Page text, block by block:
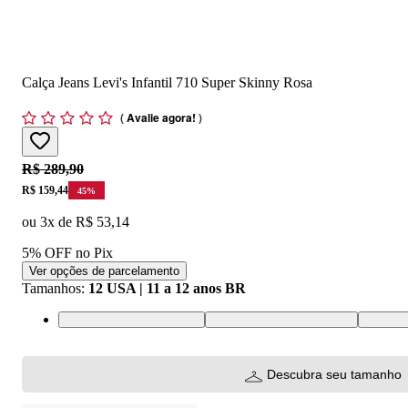
Calça Jeans Levi's Infantil 710 Super Skinny Rosa
(Avalie agora! )
Original price:
R$ 289,90
Price:
R$ 159,44 45%
ou 3x de R$ 53,14
5% OFF no Pix
Ver opções de parcelamento
Tamanhos: 12 USA | 11 a 12 anos BR
10 USA | 9 a 10 anos BR12 USA | 11 a 12 anos BR14 USA
Descubra seu tamanho